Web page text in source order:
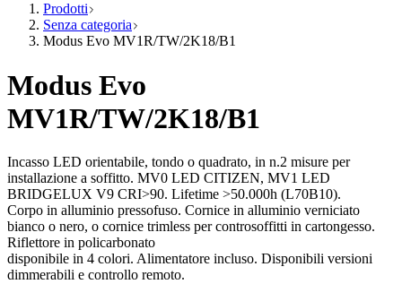
Prodotti
Senza categoria
Modus Evo MV1R/TW/2K18/B1
Modus Evo
MV1R/TW/2K18/B1
Incasso LED orientabile, tondo o quadrato, in n.2 misure per
installazione a soffitto. MV0 LED CITIZEN, MV1 LED
BRIDGELUX V9 CRI>90. Lifetime >50.000h (L70B10).
Corpo in alluminio pressofuso. Cornice in alluminio verniciato
bianco o nero, o cornice trimless per controsoffitti in cartongesso.
Riflettore in policarbonato
disponibile in 4 colori. Alimentatore incluso. Disponibili versioni
dimmerabili e controllo remoto.